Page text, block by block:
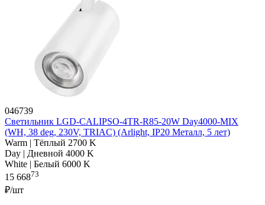
046739
Светильник LGD-CALIPSO-4TR-R85-20W Day4000-MIX
(WH, 38 deg, 230V, TRIAC) (Arlight, IP20 Металл, 5 лет)
Warm | Тёплый 2700 K
Day | Дневной 4000 K
White | Белый 6000 K
15 66873
₽/шт